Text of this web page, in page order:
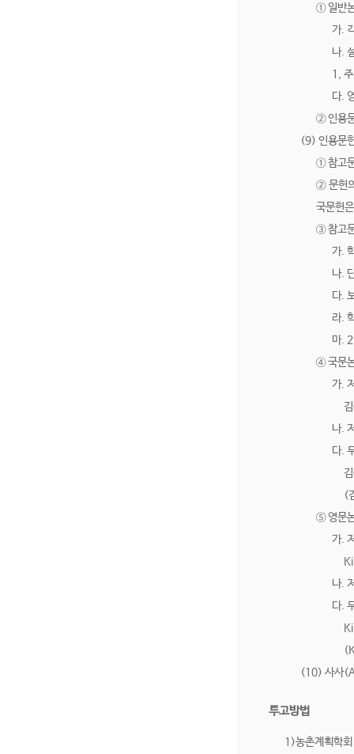
① 일반
가.
나.
1,
다.
② 인용
(9) 인용문
① 참고
② 문헌
국문헌
③ 참고
가.
나.
다.
라.
마.
④ 국문
가.
김
나.
다.
김
(
⑤ 영문
가.
나.
다.
(10) 사사
투고방법
1)농촌계획학